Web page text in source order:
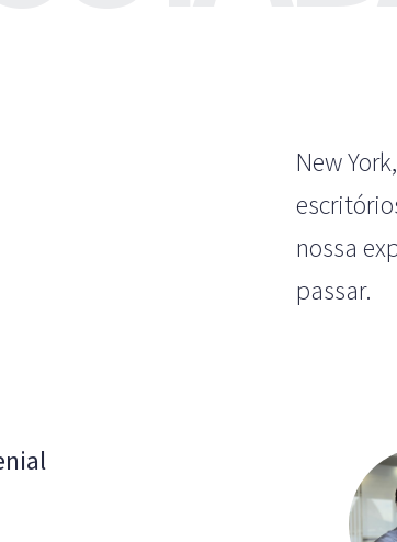
New
nossa
passar.